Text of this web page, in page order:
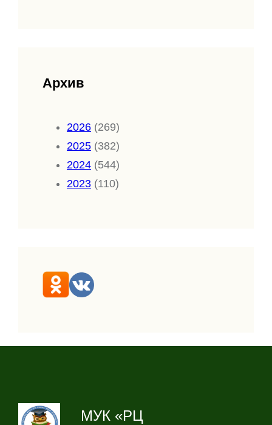
Архив
2026 (269)
2025 (382)
2024 (544)
2023 (110)
МУК «РЦ